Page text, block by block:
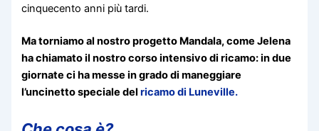
cinquecento anni più tardi.
Ma torniamo al nostro progetto Mandala, come Jelena
ha chiamato il nostro corso intensivo di ricamo: in due
giornate ci ha messe in grado di maneggiare
l’uncinetto speciale delricamo di Luneville.